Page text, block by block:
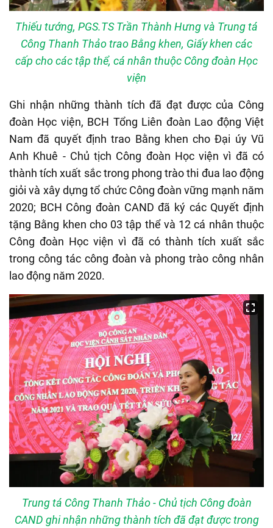
Thiếu tướng, PGS.TS Trần Thành Hưng và Trung tá
Công Thanh Thảo trao Bằng khen, Giấy khen các
cấp cho các tập thể, cá nhân thuộc Công đoàn Học
viện
Ghi nhận những thành tích đã đạt được của Công
đoàn Học viện, BCH Tổng Liên đoàn Lao động Việt
Nam đã quyết định trao Bằng khen cho Đại úy Vũ
Anh Khuê - Chủ tịch Công đoàn Học viện vì đã có
thành tích xuất sắc trong phong trào thi đua lao động
giỏi và xây dựng tổ chức Công đoàn vững mạnh năm
2020; BCH Công đoàn CAND đã ký các Quyết định
tặng Bằng khen cho 03 tập thể và 12 cá nhân thuộc
Công đoàn Học viện vì đã có thành tích xuất sắc
trong công tác công đoàn và phong trào công nhân
lao động năm 2020.
Trung tá Công Thanh Thảo - Chủ tịch Công đoàn
CAND ghi nhận những thành tích đã đạt được trong